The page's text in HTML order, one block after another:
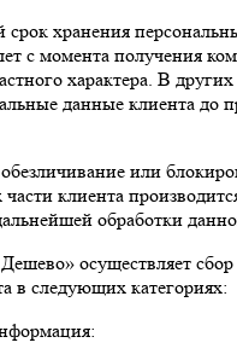
хранения
с момента получения
характера. В
данные клиента до
или
клиента
обработки
осуществляет сбор
в следующих категориях: